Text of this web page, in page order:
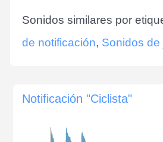
Sonidos similares por
de notificación, Sonidos de
Notificación "Ciclista"